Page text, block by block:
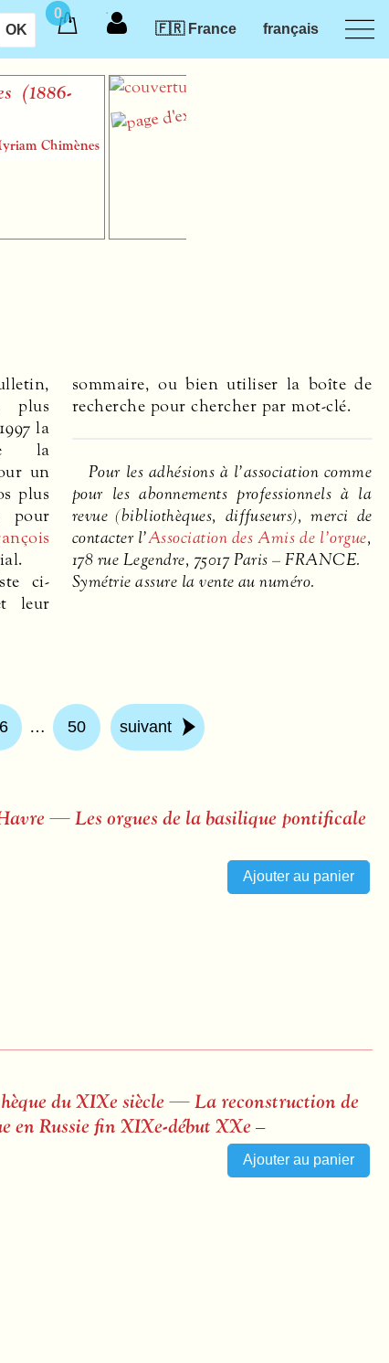
0
🇫🇷 France
français
“Le matin sûrement va
venir”
plus
la
la
un
plus
pour
ci-
leur
sommaire, ou bien utiliser la boîte de
recherche pour chercher par mot-clé.
Pour les adhésions à l’association comme
pour les abonnements professionnels à la
revue (bibliothèques, diffuseurs), merci de
contacter l’Association des Amis de l’orgue,
178 rue Legendre, 75017 Paris –FRANCE.
Symétrie assure la vente au numéro.
… 50 suivant
— Les orgues de la basilique pontificale
du XIXe siècle — La reconstruction de
en Russie fin XIXe-début XXe –